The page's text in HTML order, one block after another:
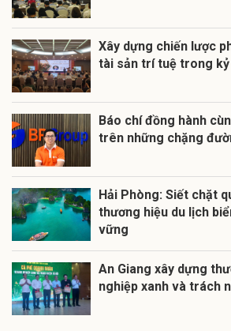
Xây dựng chiến lược
tài sản trí tuệ trong
Báo chí đồng hành
trên những chặng
Hải Phòng: Siết chặt
thương hiệu du lịch
vững
An Giang xây dựng
nghiệp xanh và trách